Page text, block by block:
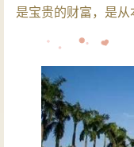
是宝贵的财富，是从